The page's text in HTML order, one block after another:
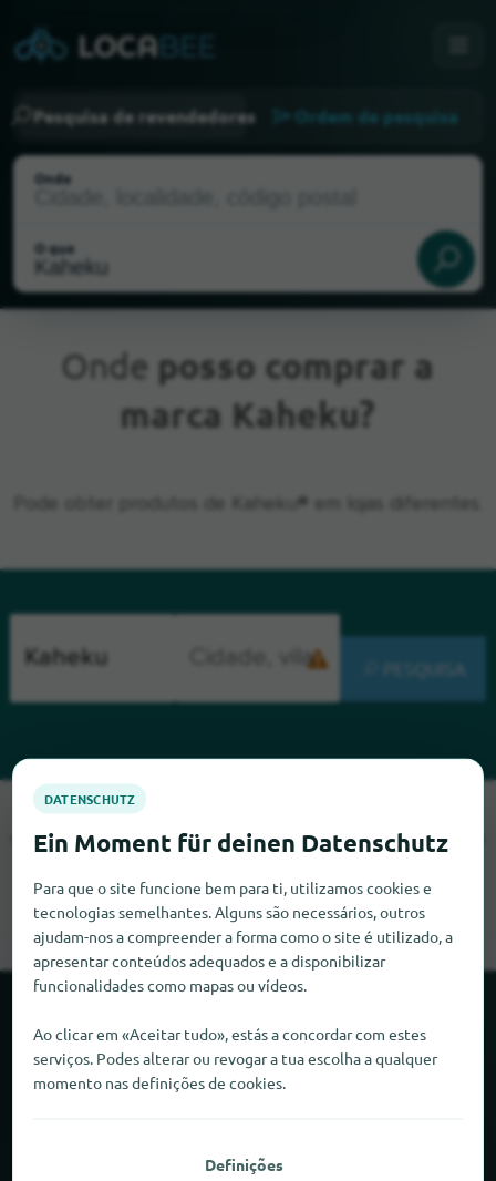
Pesquisa de revendedores Ordem de pesquisa
Onde
O que
Localização atual
Onde posso comprar a
marca Kaheku?
Pode obter produtos de Kaheku® em lojas diferentes.
PESQUISA
Lamentamos, mas não conseguimos encontrar Kaheku neste
momento. Se souber onde encontrar Kaheku, ficaríamos muito
Sobre o locabee
Factos e números
Para que o site funcione bem para ti, utilizamos cookies e
tecnologias semelhantes. Alguns são necessários, outros
ajudam-nos a compreender a forma como o site é utilizado, a
apresentar conteúdos adequados e a disponibilizar
funcionalidades como mapas ou vídeos.
Ao clicar em «Aceitar tudo», estás a concordar com estes
serviços. Podes alterar ou revogar a tua escolha a qualquer
momento nas definições de cookies.
Definições